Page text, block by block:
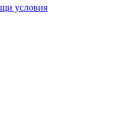
условия